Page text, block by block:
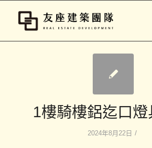
1樓騎樓鋁迄口燈
2024年8月22日 /